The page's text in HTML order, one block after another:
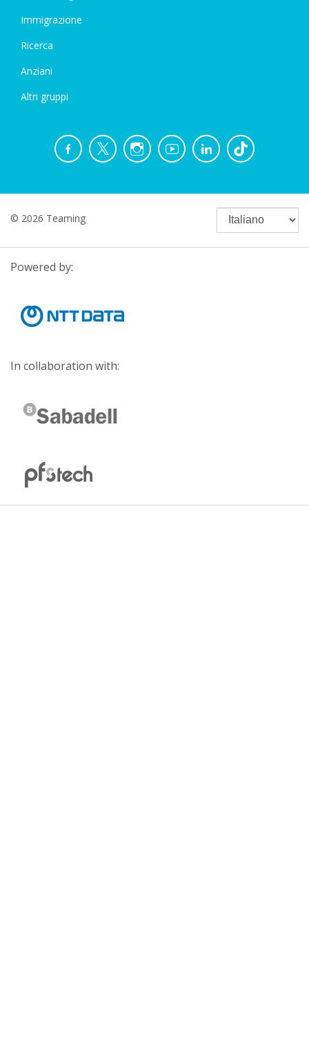
Immigrazione
Ricerca
Anziani
Altri gruppi
© 2026 Teaming
Powered by:
In collaboration with: